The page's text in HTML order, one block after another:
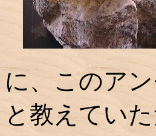
に、このア
と教えてい